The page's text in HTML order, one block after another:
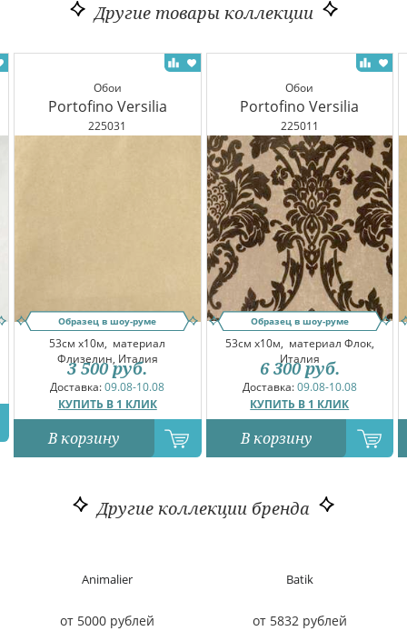
Другие товары коллекции
Обои
Portofino Versilia
225031
Образец в шоу-руме
53см x10м, материал
Флизелин, Италия
Доставка:09.08-10.08
КУПИТЬ В 1 КЛИК
3 500 руб.
В корзину
Обои
Portofino Versilia
225011
Образец в шоу-руме
53см x10м, материал Флок,
Италия
Доставка:09.08-10.08
КУПИТЬ В 1 КЛИК
6 300 руб.
В корзину
Другие коллекции бренда
Animalier
от 5000 рублей
Batik
от 5832 рублей